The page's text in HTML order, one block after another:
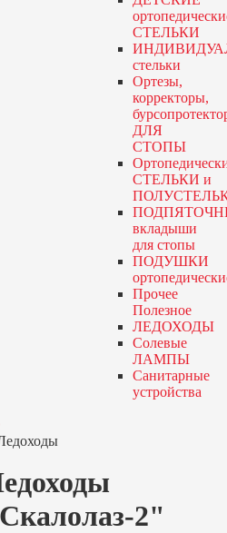
СТЕЛЬКИ
стельки
Ортезы,
корректоры,
ДЛЯ
СТОПЫ
СТЕЛЬКИ и
вкладыши
для стопы
ПОДУШКИ
Прочее
Полезное
ЛЕДОХОДЫ
Солевые
ЛАМПЫ
Санитарные
устройства
2"